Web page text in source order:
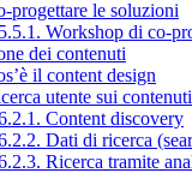
progettare le soluzioni
5.5.1. Workshop di co-
dei contenuti
il content design
utente sui
Content discovery
Dati di ricerca
Ricerca tramite